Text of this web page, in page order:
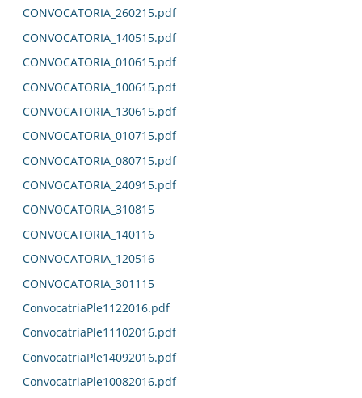
CONVOCATORIA_260215.pdf
CONVOCATORIA_140515.pdf
CONVOCATORIA_010615.pdf
CONVOCATORIA_100615.pdf
CONVOCATORIA_130615.pdf
CONVOCATORIA_010715.pdf
CONVOCATORIA_080715.pdf
CONVOCATORIA_240915.pdf
CONVOCATORIA_310815
CONVOCATORIA_140116
CONVOCATORIA_120516
CONVOCATORIA_301115
ConvocatriaPle1122016.pdf
ConvocatriaPle11102016.pdf
ConvocatriaPle14092016.pdf
ConvocatriaPle10082016.pdf